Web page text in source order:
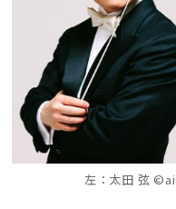
左：太田 弦